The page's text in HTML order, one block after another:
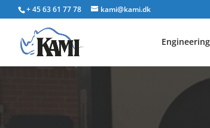
+ 45 63 61 77 78 kami@kami.dk
Engineering